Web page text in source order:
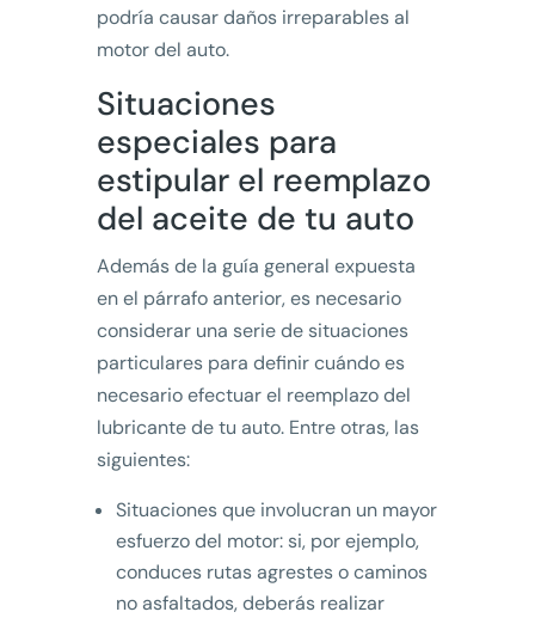
podría causar daños irreparables al
motor del auto.
Situaciones
especiales para
estipular el reemplazo
del aceite de tu auto
Además de la guía general expuesta
en el párrafo anterior, es necesario
considerar una serie de situaciones
particulares para definir cuándo es
necesario efectuar el reemplazo del
lubricante de tu auto. Entre otras, las
siguientes:
Situaciones que involucran un mayor
esfuerzo del motor: si, por ejemplo,
conduces rutas agrestes o caminos
no asfaltados, deberás realizar